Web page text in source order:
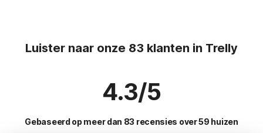
Luister naar onze 83 klanten in Trelly
4.3/5
Gebaseerd op meer dan 83 recensies over 59 huizen